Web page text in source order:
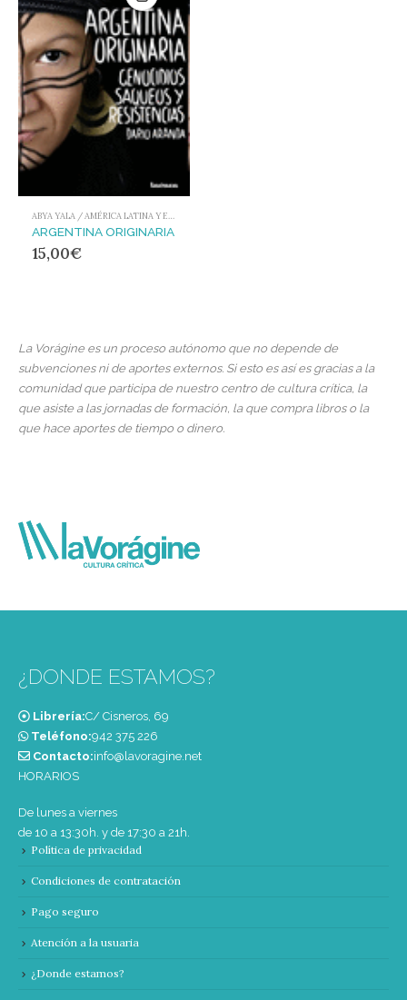
ABYA YALA / AMÉRICA LATINA Y EL CARIBE
ARGENTINA ORIGINARIA
15,00€
La Vorágine es un proceso autónomo que no depende de
subvenciones ni de aportes externos. Si esto es así es gracias a la
comunidad que participa de nuestro centro de cultura crítica, la
que asiste a las jornadas de formación, la que compra libros o la
que hace aportes de tiempo o dinero.
¿DONDE ESTAMOS?
Librería:C/ Cisneros, 69
Teléfono:‭942 375 226‬
Contacto:info@lavoragine.net
HORARIOS
De lunes a viernes
de 10 a 13:30h. y de 17:30 a 21h.
Política de privacidad
Condiciones de contratación
Pago seguro
Atención a la usuaria
¿Donde estamos?